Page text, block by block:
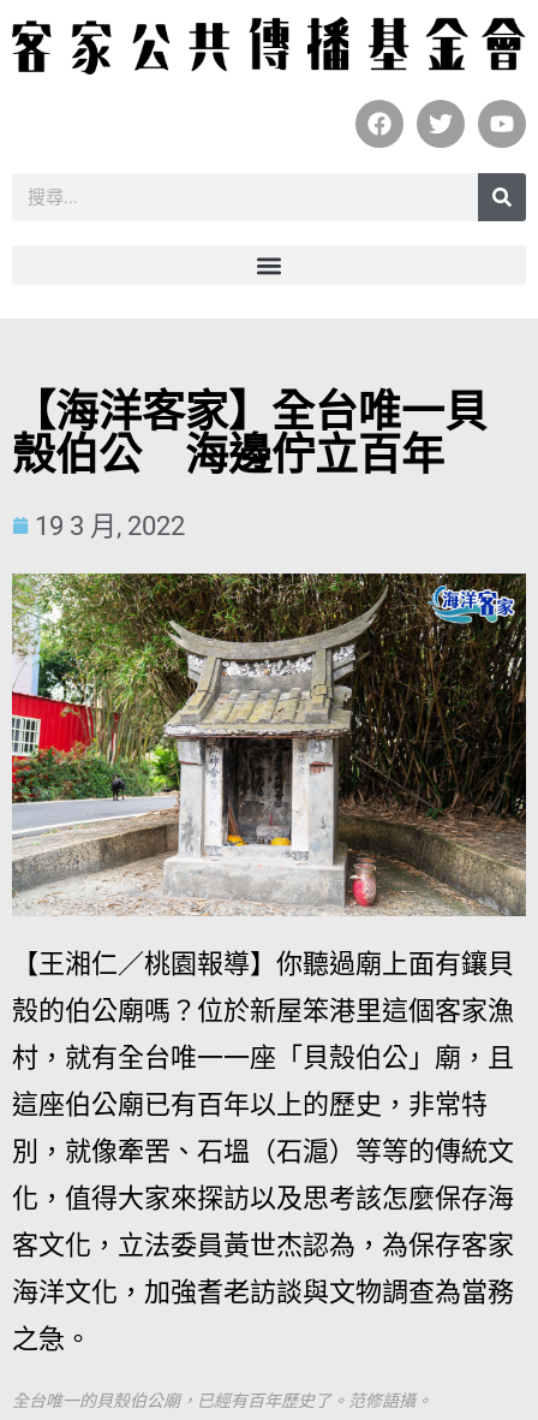
【海洋客家】全台唯一貝
殼伯公 海邊佇立百年
19 3 月, 2022
【王湘仁／桃園報導】你聽過廟上面有鑲貝
殼的伯公廟嗎？位於新屋笨港里這個客家漁
村，就有全台唯一一座「貝殼伯公」廟，且
這座伯公廟已有百年以上的歷史，非常特
別，就像牽罟、石塭（石滬）等等的傳統文
化，值得大家來探訪以及思考該怎麼保存海
客文化，立法委員黃世杰認為，為保存客家
海洋文化，加強耆老訪談與文物調查為當務
之急。
全台唯一的貝殼伯公廟，已經有百年歷史了。范修語攝。